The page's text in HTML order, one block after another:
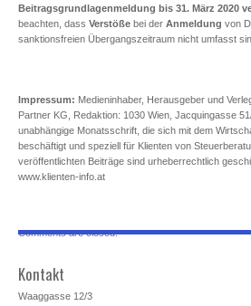
Beitragsgrundlagenmeldung bis 31. März 2020
beachten, dass Verstöße bei der Anmeldung von
sanktionsfreien Übergangszeitraum nicht umfasst
Impressum: Medieninhaber, Herausgeber und
Partner KG, Redaktion: 1030 Wien, Jacquingasse
unabhängige Monatsschrift, die sich mit dem
beschäftigt und speziell für Klienten von
veröffentlichten Beiträge sind urheberrechtlich
www.klienten-info.at
Comments are closed.
Kontakt
Waaggasse 12/3